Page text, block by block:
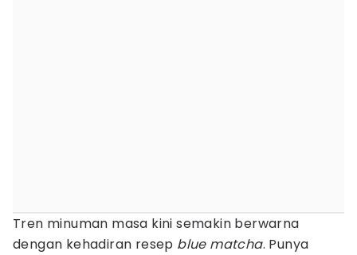
Tren minuman masa kini semakin berwarna
dengan kehadiran resep blue matcha. Punya